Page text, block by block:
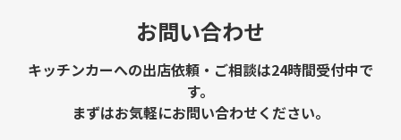
お問い合わせ
キッチンカーへの出店依頼・ご相談は24時間受付中で
す。
まずはお気軽にお問い合わせください。